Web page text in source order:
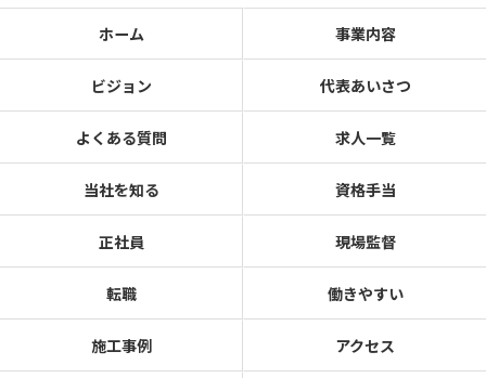
ホーム 事業内容
ビジョン 代表あいさつ
よくある質問 求人一覧
当社を知る 資格手当
正社員 現場監督
転職 働きやすい
施工事例 アクセス